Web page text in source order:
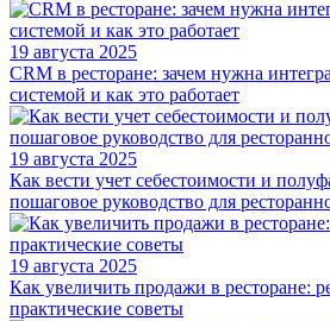
19 августа 2025
CRM в ресторане: зачем нужна
системой и как это работает
19 августа 2025
Как вести учет себестоимости и
пошаговое руководство для
19 августа 2025
Как увеличить продажи в ресторане:
практические советы